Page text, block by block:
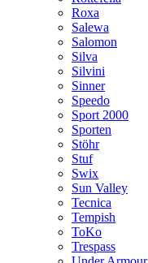
Roxa
Salewa
Salomon
Silva
Silvini
Sinner
Speedo
Sport 2000
Sporten
Stöhr
Stuf
Swix
Sun Valley
Tecnica
Tempish
ToKo
Trespass